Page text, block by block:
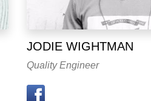
JODIE WIGHTMAN
Quality Engineer